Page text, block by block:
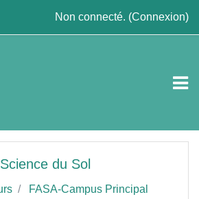
Non connecté. (Connexion)
du Sol
FASA-Campus Principal